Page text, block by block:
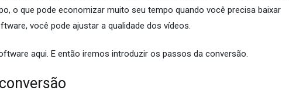
o que pode economizar muito seu tempo quando você precisa baixar
você pode ajustar a qualidade dos vídeos.
aqui. E então iremos introduzir os passos da conversão.